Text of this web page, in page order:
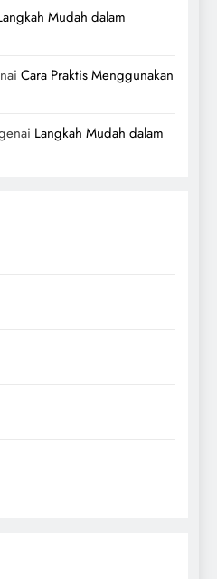
Mudah dalam
Cara Praktis Menggunakan
Langkah Mudah dalam